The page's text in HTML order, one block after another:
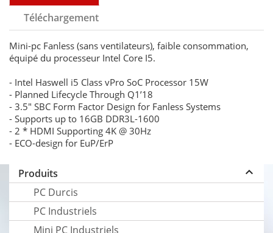
Produits keyboard_arrow_up
PC Durcis
PC Industriels
Mini PC Industriels
Téléchargement
Mini-pc Fanless (sans ventilateurs), faible consommation,
équipé du processeur Intel Core I5.
- Intel Haswell i5 Class vPro SoC Processor 15W
- Planned Lifecycle Through Q1’18
- 3.5" SBC Form Factor Design for Fanless Systems
- Supports up to 16GB DDR3L-1600
- 2 * HDMI Supporting 4K @ 30Hz
- ECO-design for EuP/ErP